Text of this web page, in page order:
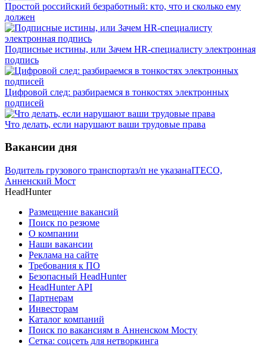
Простой российский безработный: кто, что и сколько ему
должен
Подписные истины, или Зачем HR-специалисту электронная
подпись
Цифровой след: разбираемся в тонкостях электронных
подписей
Что делать, если нарушают ваши трудовые права
Вакансии дня
Водитель грузового транспортаз/п не указанаITECO,
Анненский Мост
HeadHunter
Размещение вакансий
Поиск по резюме
О компании
Наши вакансии
Реклама на сайте
Требования к ПО
Безопасный HeadHunter
HeadHunter API
Партнерам
Инвесторам
Каталог компаний
Поиск по вакансиям в Анненском Мосту
Сетка: соцсеть для нетворкинга